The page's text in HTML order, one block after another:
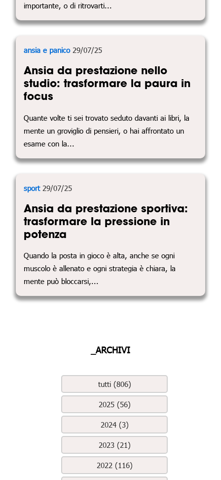
importante, o di ritrovarti...
ansia e panico29/07/25
Ansia da prestazione nello
studio: trasformare la paura in
focus
Quante volte ti sei trovato seduto davanti ai libri, la
mente un groviglio di pensieri, o hai affrontato un
esame con la...
sport29/07/25
Ansia da prestazione sportiva:
trasformare la pressione in
potenza
Quando la posta in gioco è alta, anche se ogni
muscolo è allenato e ogni strategia è chiara, la
mente può bloccarsi,...
_ARCHIVI
tutti (806)
2025 (56)
2024 (3)
2023 (21)
2022 (116)